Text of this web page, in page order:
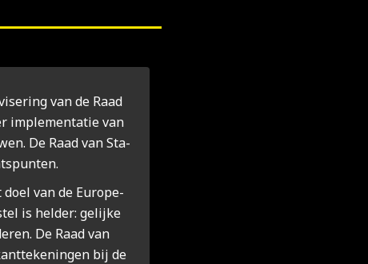
van de Raad
imple­men­ta­tie van
De Raad van Sta­
doel van de Euro­pe­
is hel­der: gelij­ke
De Raad van
bij de